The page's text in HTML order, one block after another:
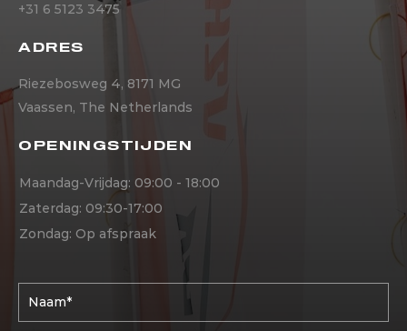
+31 6 5123 3475
ADRES
Riezebosweg 4, 8171 MG
Vaassen, The Netherlands
OPENINGSTIJDEN
Maandag-Vrijdag: 09:00 - 18:00
Zaterdag: 09:30-17:00
Zondag: Op afspraak